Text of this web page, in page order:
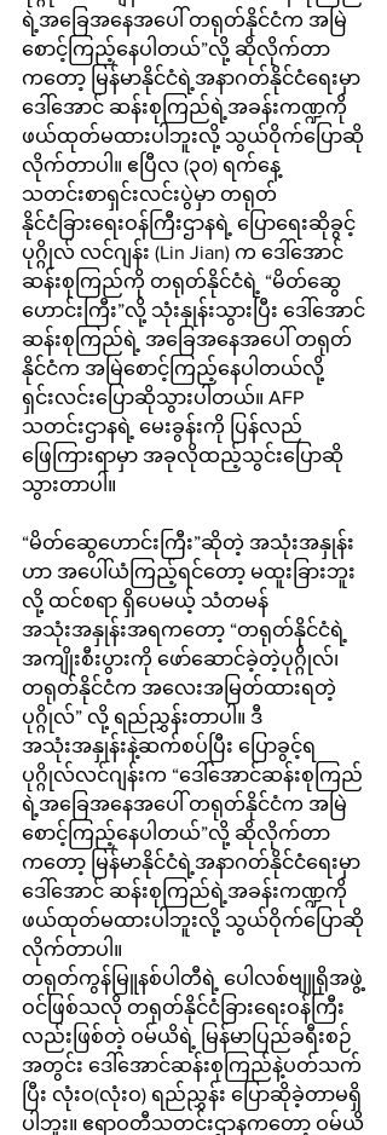
ရဲ့အခြေအနေအပေါ် တရုတ်နိုင်ငံက အမြဲ
စောင့်ကြည့်နေပါတယ်”လို့ ဆိုလိုက်တာ
ကတော့ မြန်မာနိုင်ငံရဲ့အနာဂတ်နိုင်ငံရေးမှာ
ဒေါ်အောင် ဆန်းစုကြည်ရဲ့အခန်းကဏ္ဍကို
ဖယ်ထုတ်မထားပါဘူးလို့ သွယ်ဝိုက်ပြောဆို
လိုက်တာပါ။ ဧပြီလ (၃၀) ရက်နေ့
သတင်းစာရှင်းလင်းပွဲမှာ တရုတ်
နိုင်ငံခြားရေးဝန်ကြီးဌာနရဲ့ ပြောရေးဆိုခွင့်
ပုဂ္ဂိုလ် လင်ဂျန်း (Lin Jian) က ဒေါ်အောင်
ဆန်းစုကြည်ကို တရုတ်နိုင်ငံရဲ့ “မိတ်ဆွေ
ဟောင်းကြီး”လို့ သုံးနှုန်းသွားပြီး ဒေါ်အောင်
ဆန်းစုကြည်ရဲ့ အခြေအနေအပေါ် တရုတ်
နိုင်ငံက အမြဲစောင့်ကြည့်နေပါတယ်လို့
ရှင်းလင်းပြောဆိုသွားပါတယ်။ AFP
သတင်းဌာနရဲ့ မေးခွန်းကို ပြန်လည်
ဖြေကြားရာမှာ အခုလိုထည့်သွင်းပြောဆို
သွားတာပါ။
“မိတ်ဆွေဟောင်းကြီး”ဆိုတဲ့ အသုံးအနှုန်း
ဟာ အပေါ်ယံကြည့်ရင်တော့ မထူးခြားဘူး
လို့ ထင်စရာ ရှိပေမယ့် သံတမန်
အသုံးအနှုန်းအရကတော့ “တရုတ်နိုင်ငံရဲ့
အကျိုးစီးပွားကို ဖော်ဆောင်ခဲ့တဲ့ပုဂ္ဂိုလ်၊
တရုတ်နိုင်ငံက အလေးအမြတ်ထားရတဲ့
ပုဂ္ဂိုလ်” လို့ ရည်ညွှန်းတာပါ။ ဒီ
အသုံးအနှုန်းနဲ့ဆက်စပ်ပြီး ပြောခွင့်ရ
ပုဂ္ဂိုလ်လင်ဂျန်းက “ဒေါ်အောင်ဆန်းစုကြည်
ရဲ့အခြေအနေအပေါ် တရုတ်နိုင်ငံက အမြဲ
စောင့်ကြည့်နေပါတယ်”လို့ ဆိုလိုက်တာ
ကတော့ မြန်မာနိုင်ငံရဲ့အနာဂတ်နိုင်ငံရေးမှာ
ဒေါ်အောင် ဆန်းစုကြည်ရဲ့အခန်းကဏ္ဍကို
ဖယ်ထုတ်မထားပါဘူးလို့ သွယ်ဝိုက်ပြောဆို
လိုက်တာပါ။
တရုတ်ကွန်မြူနစ်ပါတီရဲ့ ပေါလစ်ဗျူရိုအဖွဲ့
ဝင်ဖြစ်သလို တရုတ်နိုင်ငံခြားရေးဝန်ကြီး
လည်းဖြစ်တဲ့ ဝမ်ယိရဲ့ မြန်မာပြည်ခရီးစဉ်
အတွင်း ဒေါ်အောင်ဆန်းစုကြည်နဲ့ပတ်သက်
ပြီး လုံးဝ(လုံးဝ) ရည်ညွှန်း ပြောဆိုခဲ့တာမရှိ
ပါဘူး။ ဧရာဝတီသတင်းဌာနကတော့ ဝမ်ယိ